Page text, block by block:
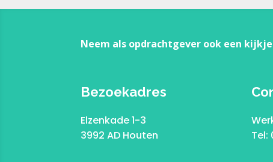
Neem als opdrachtgever ook een
Bezoekadres
Elzenkade 1-3
3992 AD Houten
Tel: